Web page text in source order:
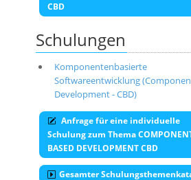
CBD
Schulungen
Komponentenbasierte
Softwareentwicklung
Development - CBD)
Anfrage für eine individuelle
Schulung zum Thema
BASED DEVELOPMENT CBD
Gesamter